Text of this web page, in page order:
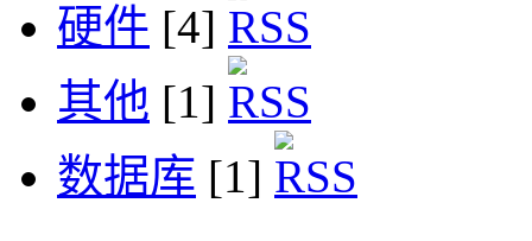
硬件 [4]
其他 [1]
数据库 [1]